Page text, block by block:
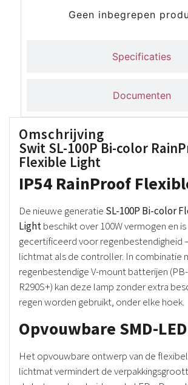
Omschrijving
Swit SL-100P Bi-color
Flexible Light
IP54 RainProof
De nieuwe generatie SL-100P Bi-color
Lightbeschikt over 100W vermogen en
gecertificeerd voor regenbestendigheid
lichtmat als de controller. In combinatie
regenbestendige V-mount batterijen
R290S+) kan deze lamp zonder extra
regen worden gebruikt, onder elke hoek.
Opvouwbare SMD-
Het opvouwbare ontwerp van de
lichtmat vermindert de
Specificaties
Documenten
Geen inbegrepen